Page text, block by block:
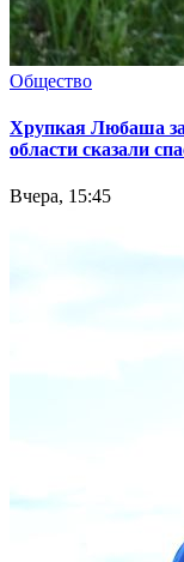
Общество
Хрупкая Любаша
области сказали
Вчера, 15:45